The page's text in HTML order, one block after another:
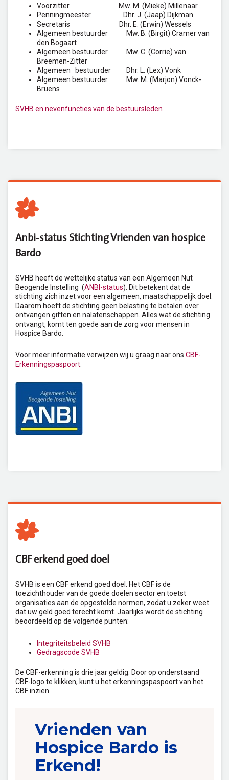
Voorzitter Mw. M. (Mieke) Millenaar
Penningmeester Dhr. J. (Jaap) Dijkman
Secretaris Dhr. E. (Erwin) Wessels
Algemeen bestuurder Mw. B. (Birgit) Cramer van
den Bogaart
Algemeen bestuurder Mw. C. (Corrie) van
Breemen-Zitter
Algemeen bestuurder Dhr. L. (Lex) Vonk
Algemeen bestuurder Mw. M. (Marjon) Vonck-
Bruens
SVHB en nevenfuncties van de bestuursleden
Anbi-status Stichting Vrienden van hospice
Bardo
SVHB heeft de wettelijke status van een Algemeen Nut
Beogende Instelling (ANBI-status). Dit betekent dat de
stichting zich inzet voor een algemeen, maatschappelijk doel.
Daarom hoeft de stichting geen belasting te betalen over
ontvangen giften en nalatenschappen. Alles wat de stichting
ontvangt, komt ten goede aan de zorg voor mensen in
Hospice Bardo.
Voor meer informatie verwijzen wij u graag naar ons CBF-
Erkenningspaspoort
CBF erkend goed doel
SVHB is een CBF erkend goed doel. Het CBF is de
toezichthouder van de goede doelen sector en toetst
organisaties aan de opgestelde normen, zodat u zeker weet
dat uw geld goed terecht komt. Jaarlijks wordt de stichting
beoordeeld op de volgende punten:
Integriteitsbeleid SVHB
Gedragscode SVHB
De CBF-erkenning is drie jaar geldig. Door op onderstaand
CBF-logo te klikken, kunt u het erkenningspaspoort van het
CBF inzien.